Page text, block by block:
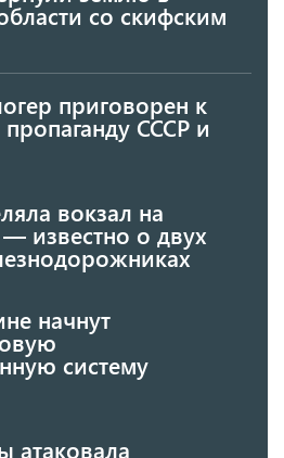
со скифским
приговорен к
СССР и
вокзал на
известно о двух
начнут
систему
атаковала